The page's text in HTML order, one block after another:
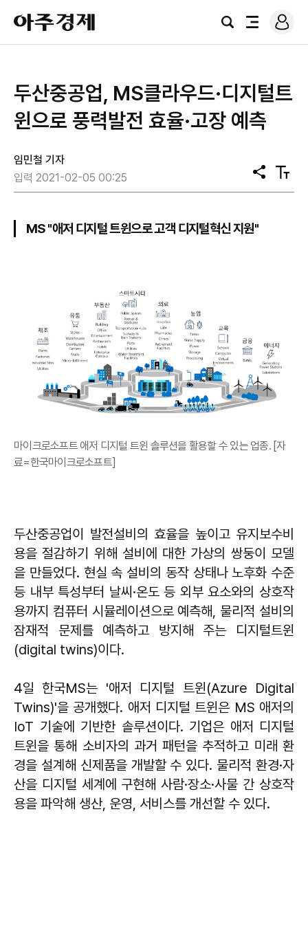
아
주
경
검
전
로
그
두산중공업, MS클라우드·디지털트
윈으로 풍력발전 효율·고장 예측
임민철 기자
입력 2021-02-05 00:25
공
유
텍
스
MS "애저 디지털 트윈으로 고객 디지털혁신 지원"
마이크로소프트 애저 디지털 트윈 솔루션을 활용할 수 있는 업종. [자
료=한국마이크로소프트]
두산중공업이 발전설비의 효율을 높이고 유지보수비
용을 절감하기 위해 설비에 대한 가상의 쌍둥이 모델
을 만들었다. 현실 속 설비의 동작 상태나 노후화 수준
등 내부 특성부터 날씨·온도 등 외부 요소와의 상호작
용까지 컴퓨터 시뮬레이션으로 예측해, 물리적 설비의
잠재적 문제를 예측하고 방지해 주는 디지털트윈
(digital twins)이다.
4일 한국MS는 '애저 디지털 트윈(Azure Digital
Twins)'을 공개했다. 애저 디지털 트윈은 MS 애저의
IoT 기술에 기반한 솔루션이다. 기업은 애저 디지털
트윈을 통해 소비자의 과거 패턴을 추적하고 미래 환
경을 설계해 신제품을 개발할 수 있다. 물리적 환경·자
산을 디지털 세계에 구현해 사람·장소·사물 간 상호작
용을 파악해 생산, 운영, 서비스를 개선할 수 있다.